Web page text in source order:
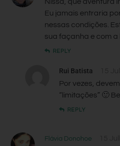
Eu jamais entraria
nessas condições.
sua façanha e com
REPLY
Rui Batista
Por vezes,
“limitações” 🙂
REPLY
Flávia Donohoe